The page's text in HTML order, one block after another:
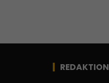
REDAKTION